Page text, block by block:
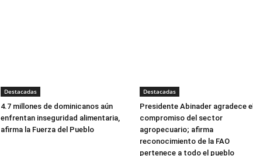
Destacadas
4.7 millones de dominicanos aún
enfrentan inseguridad alimentaria,
afirma la Fuerza del Pueblo
Destacadas
Presidente Abinader agradece el
compromiso del sector
agropecuario; afirma
reconocimiento de la FAO
pertenece a todo el pueblo